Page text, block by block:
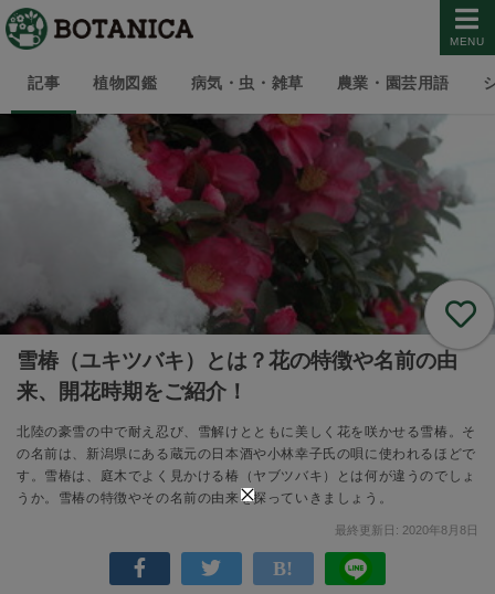
MENU
記事 植物図鑑 病気・虫・雑草 農業・園芸用語
雪椿（ユキツバキ）とは？花の特徴や名前の由
来、開花時期をご紹介！
北陸の豪雪の中で耐え忍び、雪解けとともに美しく花を咲かせる雪椿。そ
の名前は、新潟県にある蔵元の日本酒や小林幸子氏の唄に使われるほどで
す。雪椿は、庭木でよく見かける椿（ヤブツバキ）とは何が違うのでしょ
うか。雪椿の特徴やその名前の由来を探っていきましょう。
最終更新日: 2020年8月8日